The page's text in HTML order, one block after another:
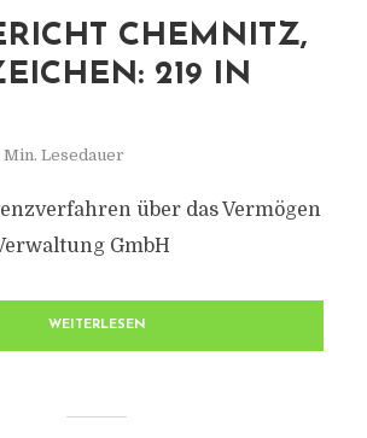
CHEMNITZ,
219 IN
Min. Lesedauer
über das Vermögen
GmbH
WEITERLESEN